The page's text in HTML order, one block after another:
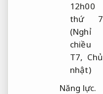
12h00
thứ 7
(Nghỉ
chiều
T7, Chủ
nhật)
Năng lực.